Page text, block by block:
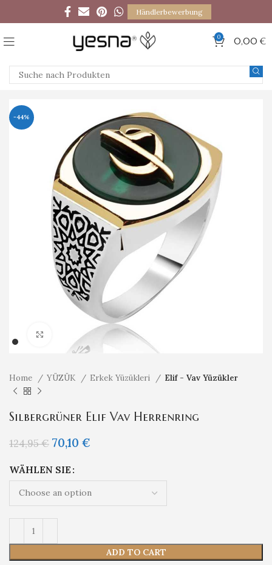
Händlerbewerbung
0 0,00 €
-44%
Klicken um zu vergrößern
Home YÜZÜK Erkek Yüzükleri Elif - Vav Yüzükler
Silbergrüner Elif Vav Herrenring
124,95€ 70,10 €
WÄHLEN SIE
ADD TO CART